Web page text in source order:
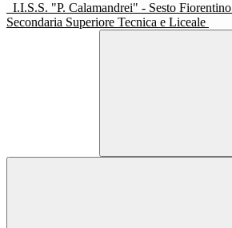
I.I.S.S. "P. Calamandrei" - Sesto Fiorentino
Secondaria Superiore Tecnica e Liceale